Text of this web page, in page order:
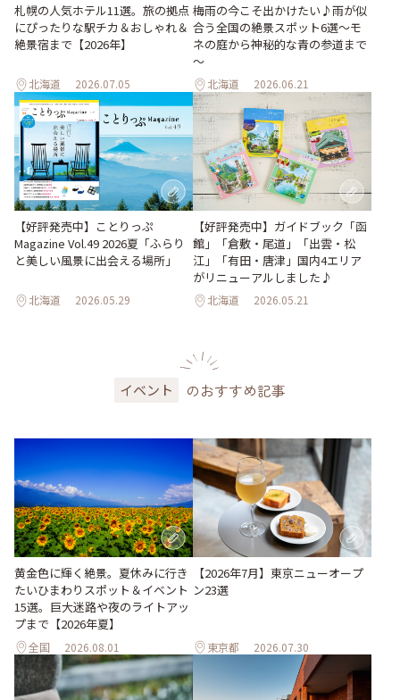
札幌の人気ホテル11選。旅の拠点
にぴったりな駅チカ＆おしゃれ＆
絶景宿まで【2026年】
北海道 2026.07.05
梅雨の今こそ出かけたい♪雨が似
合う全国の絶景スポット6選～モ
ネの庭から神秘的な青の参道まで
～
北海道 2026.06.21
【好評発売中】ことりっぷ
Magazine Vol.49 2026夏「ふらり
と美しい風景に出会える場所」
北海道 2026.05.29
【好評発売中】ガイドブック「函
館」「倉敷・尾道」「出雲・松
江」「有田・唐津」国内4エリア
がリニューアルしました♪
北海道 2026.05.21
イベント のおすすめ記事
黄金色に輝く絶景。夏休みに行き
たいひまわりスポット＆イベント
15選。巨大迷路や夜のライトアッ
プまで【2026年夏】
全国 2026.08.01
【2026年7月】東京ニューオープ
ン23選
東京都 2026.07.30